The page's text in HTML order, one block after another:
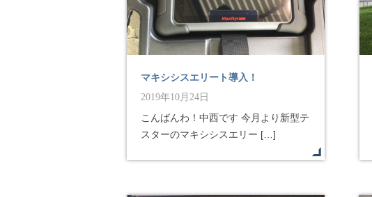
マキシシスエリート導入！
2019年10月24日
こんばんわ！中西です 今月より新型テ
スターのマキシシスエリー […]